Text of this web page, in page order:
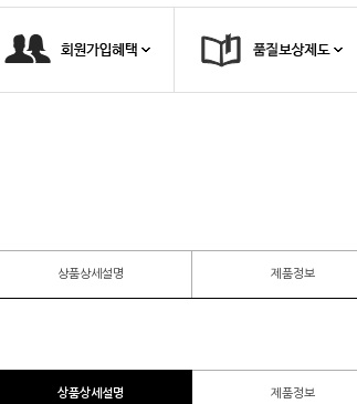
상품상세설명 제품정보
상품상세설명 제품정보